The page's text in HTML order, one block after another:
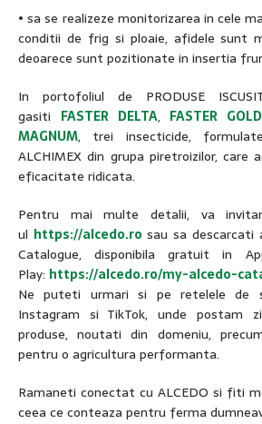
• sa se realizeze monitorizarea in cele
conditii de frig si ploaie, afidele sunt
deoarece sunt pozitionate in insertia
In portofoliul de PRODUSE
gasiti FASTER DELTA, FASTER
MAGNUM, trei insecticide,
ALCHIMEX din grupa piretroizilor, care
eficacitate ridicata.
Pentru mai multe detalii, va
ul https://alcedo.ro sau sa descarcati
Catalogue, disponibila gratuit in
Play: https://alcedo.ro/my-alcedo-
Ne puteti urmari si pe retelele de
Instagram si TikTok, unde postam
produse, noutati din domeniu,
pentru o agricultura performanta.
Ramaneti conectat cu ALCEDO si fiti
ceea ce conteaza pentru ferma